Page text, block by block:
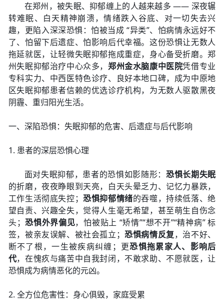
在郑州，被失眠、抑郁缠上的人越来越多 —— 深夜辗
转难眠、白天精神崩溃，情绪跌入谷底、对一切失去兴
趣，更陷入深深恐惧：怕被当成 “异类”、怕病情永远好不
了、怕留下后遗症、怕影响后代幸福。这份恐惧让无数人
拖延就医，让轻微失眠抑郁拖成重症，身心备受折磨。郑
州失眠抑郁治疗中心众多， 郑州金水脑康中医院凭借专业
专科实力、中西医特色诊疗、良好本地口碑，成为中原地
区失眠抑郁患者信赖的优选诊疗机构，为无数人驱散黑夜
阴霾、重归阳光生活。
一、深陷恐惧：失眠抑郁的危害、后遗症与后代影响
1. 患者的深层恐惧心理
面对失眠抑郁，患者的恐惧如影随形： 恐惧长期失眠
的折磨，夜夜睁眼到天亮，白天头晕乏力、记忆力暴跌，
工作生活彻底失控； 恐惧抑郁情绪的吞噬，持续低落、绝
望自责、兴趣全失，觉得人生毫无希望，甚至萌生自伤念
头； 恐惧外界偏见，怕被贴上 “矫情”“想不开”“精神病” 标
签，被亲友误解、被社会孤立； 恐惧病情反复，治不好、
断不了根，一生被疾病纠缠；更恐惧拖累家人、影响后
代，在愧疚与痛苦中自我封闭，不敢求助、不愿就医，让
恐惧成为病情恶化的元凶。
2. 全方位危害性：身心俱毁，家庭受累